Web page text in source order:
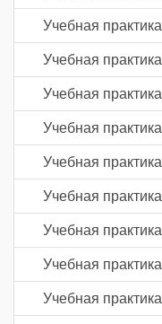
Учебная практика
Учебная практика
Учебная практика
Учебная практика
Учебная практика
Учебная практика
Учебная практика
Учебная практика
Учебная практика